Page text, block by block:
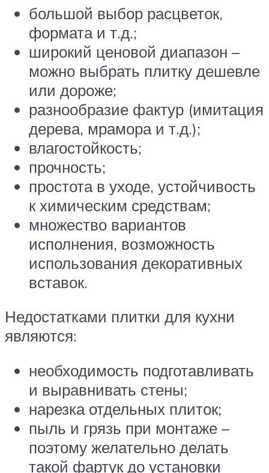
большой выбор расцветок,
формата и т.д.;
широкий ценовой диапазон –
можно выбрать плитку дешевле
или дороже;
разнообразие фактур (имитация
дерева, мрамора и т.д.);
влагостойкость;
прочность;
простота в уходе, устойчивость
к химическим средствам;
множество вариантов
исполнения, возможность
использования декоративных
вставок.
Недостатками плитки для кухни
являются:
необходимость подготавливать
и выравнивать стены;
нарезка отдельных плиток;
пыль и грязь при монтаже –
поэтому желательно делать
такой фартук до установки